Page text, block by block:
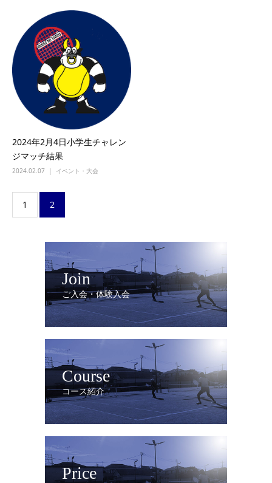
2024年2月4日小学生チャレン
ジマッチ結果
2024.02.07 イベント・大会
1 2
Join
ご入会・体験入会
Course
コース紹介
Price